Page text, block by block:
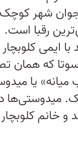
شهر
رقبا است.
ایمی کلوبچار
که همان
یا
میدوستی‌ها
خانم